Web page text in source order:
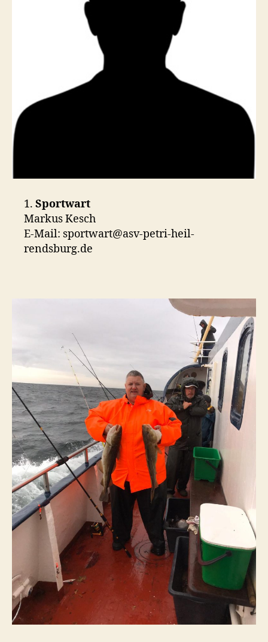
1. Sportwart
Markus Kesch
E-Mail: sportwart@asv-petri-heil-
rendsburg.de